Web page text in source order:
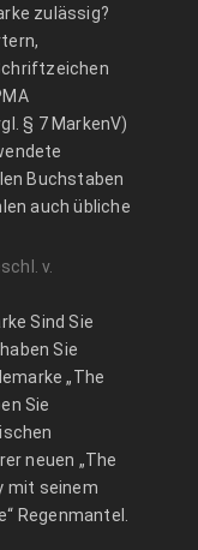
zulässig?
§ 7 MarkenV)
Buchstaben
auch übliche
v.
Sind Sie
Sie
„The
Sie
neuen „The
mit seinem
Regenmantel.